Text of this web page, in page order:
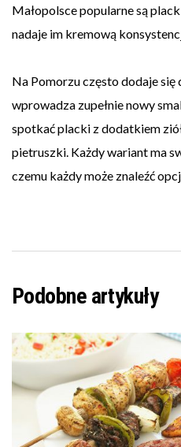
Małopolsce popularne są
nadaje im kremową
Na Pomorzu często dodaje się
wprowadza zupełnie nowy
spotkać placki z dodatkiem
pietruszki. Każdy wariant ma
czemu każdy może znaleźć
Podobne artykuły